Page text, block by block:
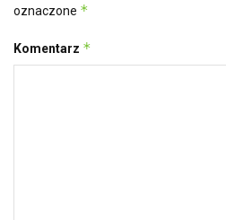
oznaczone *
Komentarz *